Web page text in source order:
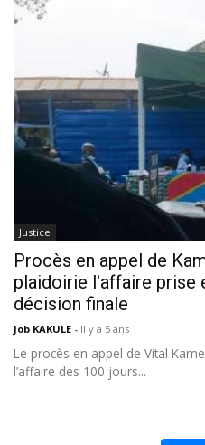
Justice
Procès en appel de
plaidoirie l'affaire prise
décision finale
Job KAKULE - Il y a 5 ans
Le procès en appel de Vital
l’affaire des 100 jours...